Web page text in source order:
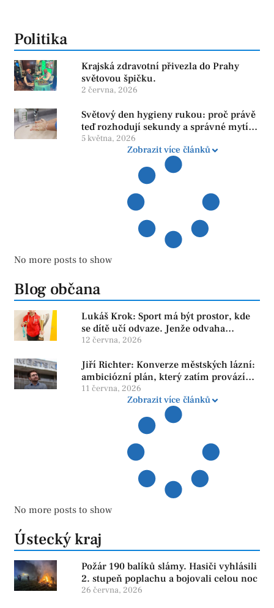
Politika
Krajská zdravotní přivezla do Prahy
světovou špičku.
2 června, 2026
Světový den hygieny rukou: proč právě
teď rozhodují sekundy a správné mytí
rukou
5 května, 2026
Zobrazit více článků
No more posts to show
Blog občana
Lukáš Krok: Sport má být prostor, kde
se dítě učí odvaze. Jenže odvaha
neroste tam, kde se bojí udělat chybu.
12 června, 2026
Jiří Richter: Konverze městských lázní:
ambiciózní plán, který zatím provází
více otazníků než jistot
11 června, 2026
Zobrazit více článků
No more posts to show
Ústecký kraj
Požár 190 balíků slámy. Hasiči vyhlásili
2. stupeň poplachu a bojovali celou noc
26 června, 2026